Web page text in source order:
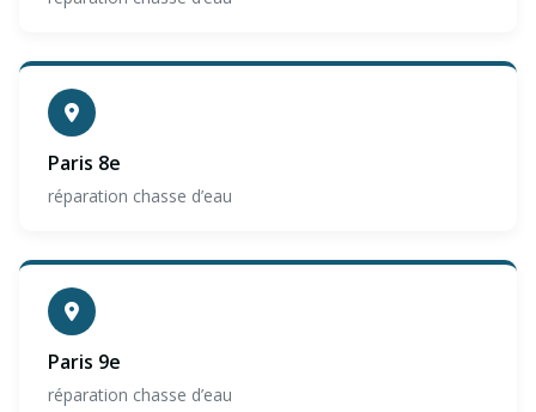
Paris 8e
réparation chasse d’eau
Paris 9e
réparation chasse d’eau